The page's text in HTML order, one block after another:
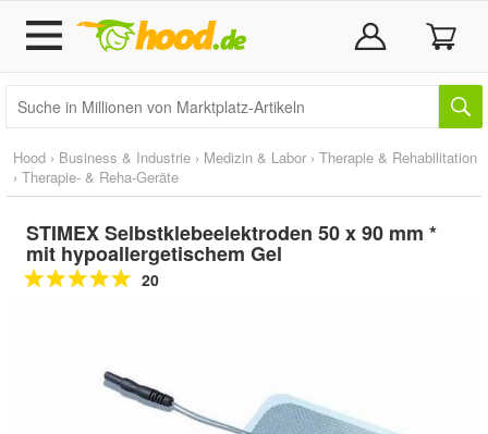
Hood › Business & Industrie › Medizin & Labor › Therapie & Rehabilitation
› Therapie- & Reha-Geräte
STIMEX Selbstklebeelektroden 50 x 90 mm *
mit hypoallergetischem Gel
20